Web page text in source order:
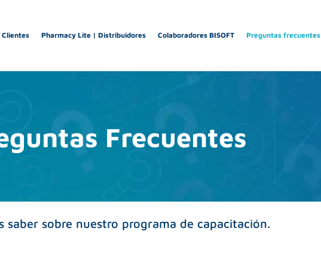
Pharmacy Lite | Distribuidores Colaboradores BISOFT Preguntas frecuentes
Frecuentes
saber sobre nuestro programa de capacitación.